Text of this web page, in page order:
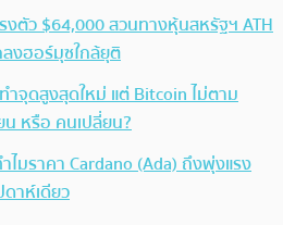
งตัว $64,000 สวนทางหุ้นสหรัฐฯ ATH
งฮอร์มุซใกล้ยุติ
ำจุดสูงสุดใหม่ แต่ Bitcoin ไม่ตาม
น หรือ คนเปลี่ยน?
ไมราคา Cardano (Ada) ถึงพุ่งแรง
าห์เดียว